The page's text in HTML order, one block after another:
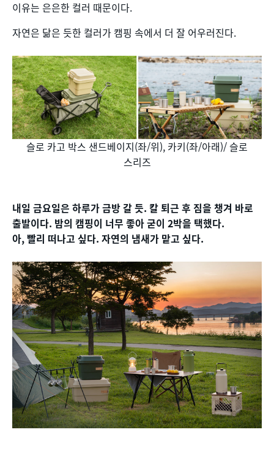
이유는 은은한 컬러 때문이다.
자연은 닮은 듯한 컬러가 캠핑 속에서 더 잘 어우러진다.
슬로 카고 박스 샌드베이지(좌/위), 카키(좌/아래)/ 슬로
스리즈
내일 금요일은 하루가 금방 갈 듯. 칼 퇴근 후 짐을 챙겨 바로
출발이다. 밤의 캠핑이 너무 좋아 굳이 2박을 택했다.
아, 빨리 떠나고 싶다. 자연의 냄새가 맡고 싶다.